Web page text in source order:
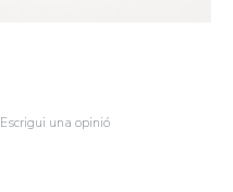
Escrigui una opinió